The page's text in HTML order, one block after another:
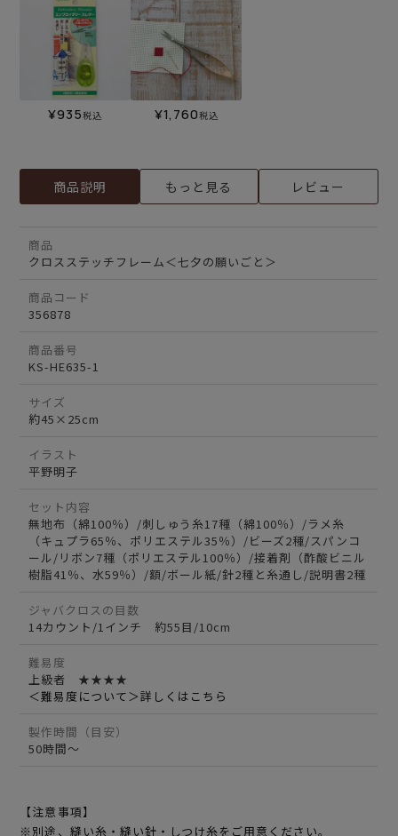
¥935税込 ¥1,760税込
商品説明 もっと見る レビュー
商品
クロスステッチフレーム＜七夕の願いごと＞
商品コード
356878
商品番号
KS-HE635-1
サイズ
約45×25cm
イラスト
平野明子
セット内容
無地布（綿100％）/刺しゅう糸17種（綿100％）/ラメ糸
（キュプラ65％、ポリエステル35％）/ビーズ2種/スパンコ
ール/リボン7種（ポリエステル100％）/接着剤（酢酸ビニル
樹脂41％、水59％）/額/ボール紙/針2種と糸通し/説明書2種
ジャバクロスの目数
14カウント/1インチ 約55目/10cm
難易度
上級者 ★★★★
＜難易度について＞詳しくはこちら
製作時間（目安）
50時間～
【注意事項】
※別途、縫い糸・縫い針・しつけ糸をご用意ください。